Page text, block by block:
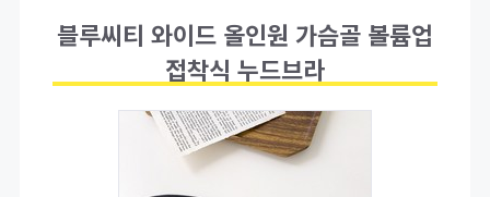
블루씨티 와이드 올인원 가슴골 볼륨업
접착식 누드브라